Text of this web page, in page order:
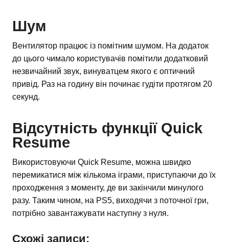
Шум
Вентилятор працює із помітним шумом. На додаток
до цього чимало користувачів помітили додатковий
незвичайний звук, винуватцем якого є оптичний
привід. Раз на годину він починає гудіти протягом 20
секунд.
Відсутність функції Quick
Resume
Використовуючи Quick Resume, можна швидко
перемикатися між кількома іграми, приступаючи до їх
проходження з моменту, де ви закінчили минулого
разу. Таким чином, на PS5, виходячи з поточної гри,
потрібно завантажувати наступну з нуля.
Схожі записи: